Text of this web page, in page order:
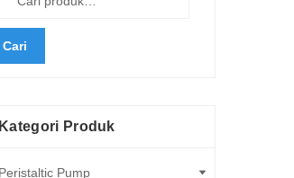
Cari
Kategori Produk